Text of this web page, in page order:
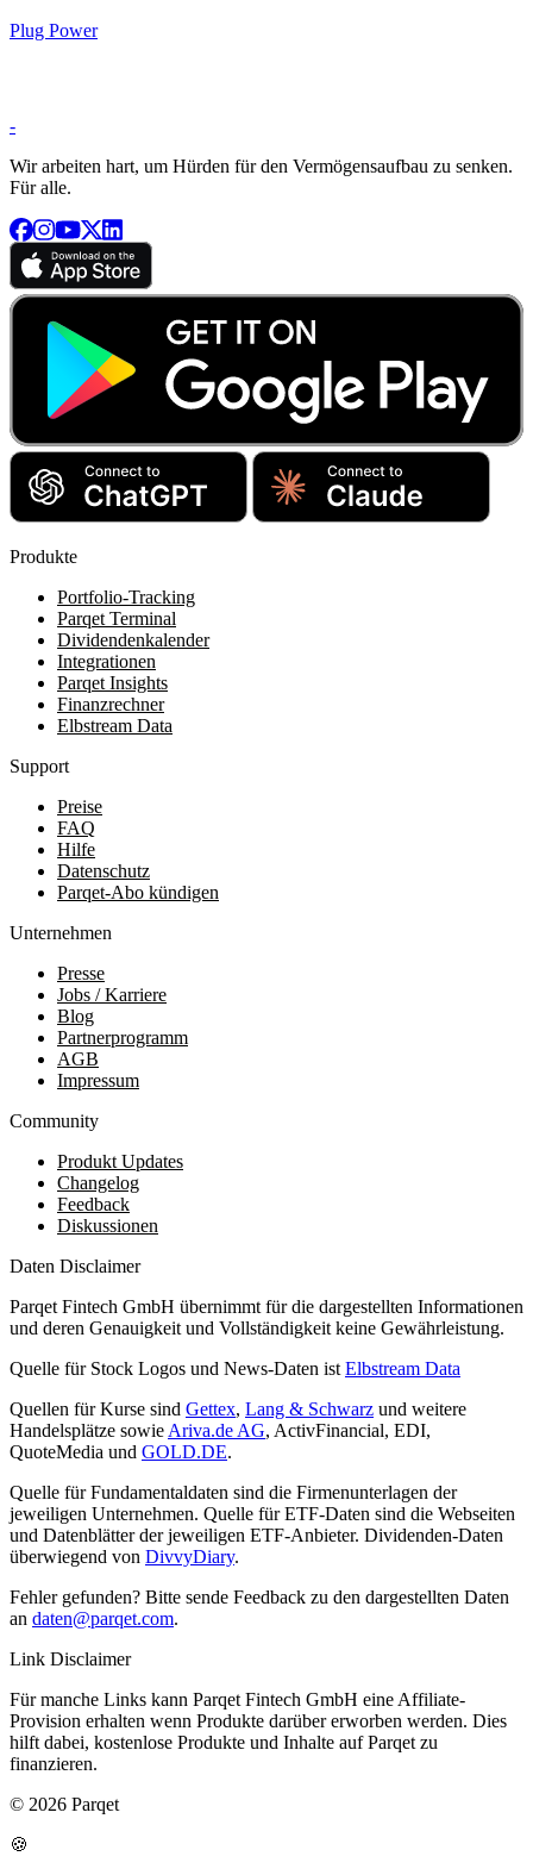
Plug Power
-
Wir arbeiten hart, um Hürden für den Vermögensaufbau zu senken.
Für alle.
Produkte
Portfolio-Tracking
Parqet Terminal
Dividendenkalender
Integrationen
Parqet Insights
Finanzrechner
Elbstream Data
Support
Preise
FAQ
Hilfe
Datenschutz
Parqet-Abo kündigen
Unternehmen
Presse
Jobs / Karriere
Blog
Partnerprogramm
AGB
Impressum
Community
Produkt Updates
Changelog
Feedback
Diskussionen
Daten Disclaimer
Parqet Fintech GmbH übernimmt für die dargestellten Informationen
und deren Genauigkeit und Vollständigkeit keine Gewährleistung.
Quelle für Stock Logos und News-Daten ist Elbstream Data
Quellen für Kurse sind Gettex, Lang & Schwarz und weitere
Handelsplätze sowie Ariva.de AG, ActivFinancial, EDI,
QuoteMedia und GOLD.DE.
Quelle für Fundamentaldaten sind die Firmenunterlagen der
jeweiligen Unternehmen. Quelle für ETF-Daten sind die Webseiten
und Datenblätter der jeweiligen ETF-Anbieter. Dividenden-Daten
überwiegend von DivvyDiary.
Fehler gefunden? Bitte sende Feedback zu den dargestellten Daten
an daten@parqet.com.
Link Disclaimer
Für manche Links kann Parqet Fintech GmbH eine Affiliate-
Provision erhalten wenn Produkte darüber erworben werden. Dies
hilft dabei, kostenlose Produkte und Inhalte auf Parqet zu
finanzieren.
© 2026 Parqet
🍪